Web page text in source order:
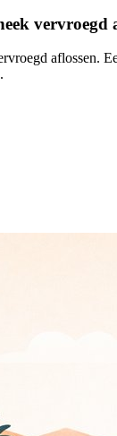
vervroegd
aflossen.